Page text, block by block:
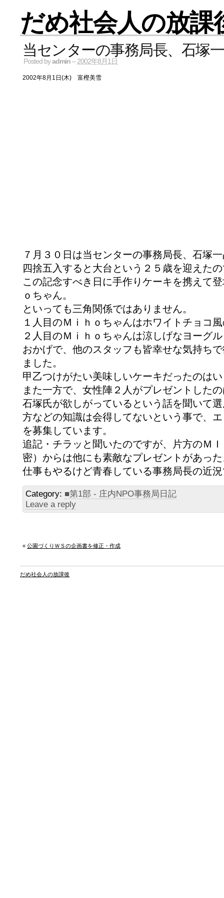
だめ社会人の放課
当センターの事務局長、石塚
Posted byadmin –2002年8月1日
2002年8月1日(木) 富樫美雪
７月３０日は当センターの事務局長、石塚
四捨五入すると大台という２５歳を迎えた
この記念すべき日に手作りケーキを携えて
ｏちゃん。
といっても三角関係ではありません。
１人目のＭｉｈｏちゃんはホワイトチョコ
２人目のＭｉｈｏちゃんは涼しげなヨーグ
おかげで、他のスタッフも皆幸せな気持ち
ました。
甲乙つけがたい美味しいケーキだったのは
また一方で、女性陣２人がプレゼントした
石塚氏が欲しがっているという話を聞いて
方などの知識は会得してないという事で、
を募集しています。
追記・チラッと聞いたのですが、片方のＭ
密）からは他にも素敵なプレゼントがあっ
仕事もやるけど青春している事務局長の近
Category: ■第1部 - 庄内NPO事務局日記
Leave a reply
« 公園づくりＷＳの企画書を修正・作成
だめ社会人の放課後